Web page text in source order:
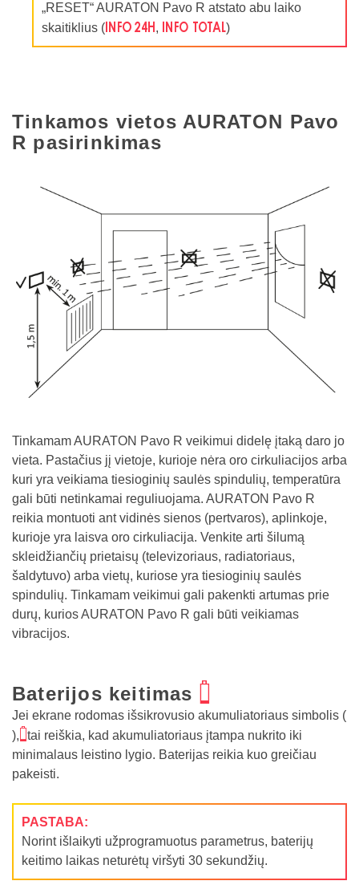
„RESET“ AURATON Pavo R atstato abu laiko
skaitiklius (t, u)
Tinkamos vietos AURATON Pavo
R pasirinkimas
Tinkamam AURATON Pavo R veikimui didelę įtaką daro jo
vieta. Pastačius jį vietoje, kurioje nėra oro cirkuliacijos arba
kuri yra veikiama tiesioginių saulės spindulių, temperatūra
gali būti netinkamai reguliuojama. AURATON Pavo R
reikia montuoti ant vidinės sienos (pertvaros), aplinkoje,
kurioje yra laisva oro cirkuliacija. Venkite arti šilumą
skleidžiančių prietaisų (televizoriaus, radiatoriaus,
šaldytuvo) arba vietų, kuriose yra tiesioginių saulės
spindulių. Tinkamam veikimui gali pakenkti artumas prie
durų, kurios AURATON Pavo R gali būti veikiamas
vibracijos.
Baterijos keitimas X
Jei ekrane rodomas išsikrovusio akumuliatoriaus simbolis (
),Xtai reiškia, kad akumuliatoriaus įtampa nukrito iki
minimalaus leistino lygio. Baterijas reikia kuo greičiau
pakeisti.
PASTABA:
Norint išlaikyti užprogramuotus parametrus, baterijų
keitimo laikas neturėtų viršyti 30 sekundžių.